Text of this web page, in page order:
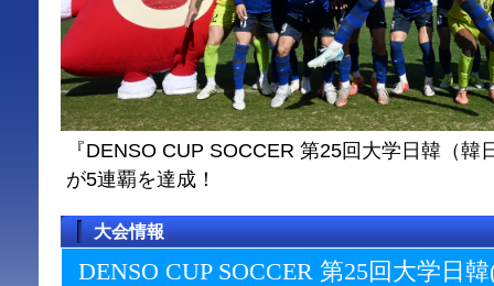
『DENSO CUP SOCCER 第25回大学日韓（
が5連覇を達成！
大会情報
DENSO CUP SOCCER 第25回大学日